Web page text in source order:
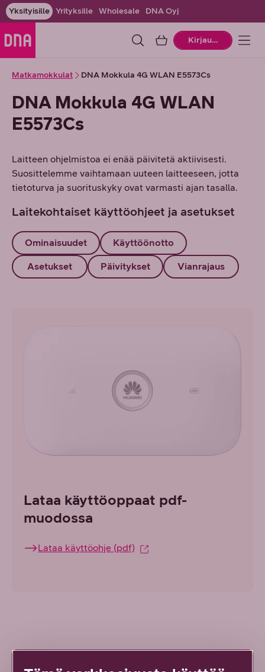
Yksityisille Yrityksille Wholesale DNA Oyj
OstoskoriKirjaudu
Matkamokkulat DNA Mokkula 4G WLAN E5573Cs
DNA Mokkula 4G WLAN
E5573Cs
Laitteen ohjelmistoa ei enää päivitetä aktiivisesti.
Suosittelemme vaihtamaan uuteen laitteeseen, jotta
tietoturva ja suorituskyky ovat varmasti ajan tasalla.
Laitekohtaiset käyttöohjeet ja asetukset
Ominaisuudet Käyttöönotto
Asetukset Päivitykset Vianrajaus
Lataa käyttöoppaat pdf-
muodossa
Lataa käyttöohje (pdf)